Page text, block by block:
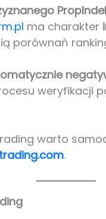
ma charakter
porównań
weryfikacji
warto
.